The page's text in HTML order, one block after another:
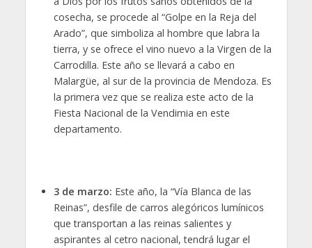
cosecha, se procede al “Golpe en la Reja del
Arado”, que simboliza al hombre que labra la
tierra, y se ofrece el vino nuevo a la Virgen de la
Carrodilla. Este año se llevará a cabo en
Malargüe, al sur de la provincia de Mendoza. Es
la primera vez que se realiza este acto de la
Fiesta Nacional de la Vendimia en este
departamento.
3 de marzo: Este año, la “Vía Blanca de las
Reinas”, desfile de carros alegóricos lumínicos
que transportan a las reinas salientes y
aspirantes al cetro nacional, tendrá lugar el